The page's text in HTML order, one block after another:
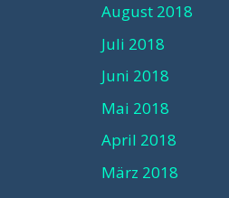
August 2018
Juli 2018
Juni 2018
Mai 2018
April 2018
März 2018